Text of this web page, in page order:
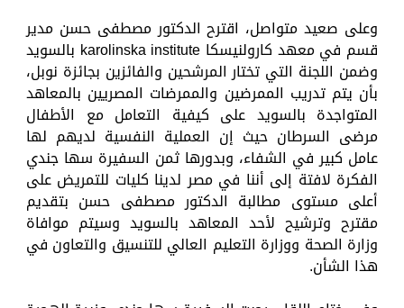
وعلى صعيد متواصل، اقترح الدكتور مصطفى حسن مدير
قسم في معهد كارولنيسكا karolinska institute بالسويد
وضمن اللجنة التي تختار المرشحين والفائزين بجائزة نوبل،
بأن يتم تدريب الممرضين والممرضات المصريين بالمعاهد
المتواجدة بالسويد على كيفية التعامل مع الأطفال
مرضى السرطان حيث إن العملية النفسية لديهم لها
عامل كبير في الشفاء، وبدورها ثمن السفيرة سها جندي
الفكرة لافتة إلى أننا في مصر لدينا كليات للتمريض على
أعلى مستوى مطالبة الدكتور مصطفى حسن بتقديم
مقترح وترشيح لأحد المعاهد بالسويد وسيتم موافاة
وزارة الصحة ووزارة التعليم العالي للتنسيق والتعاون في
هذا الشأن.